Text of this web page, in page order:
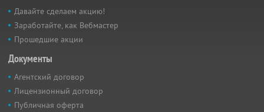
Давайте сделаем акцию!
Заработайте, как Вебмастер
Прошедшие акции
Документы
Агентский договор
Лицензионный договор
Публичная оферта